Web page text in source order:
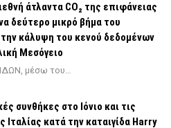
άτλαντα CO₂ της επιφάνειας
δεύτερο μικρό βήμα του
κάλυψη του κενού δεδομένων
Μεσόγειο
μέσω του…
συνθήκες στο Ιόνιο και τις
Ιταλίας κατά την καταιγίδα Harry